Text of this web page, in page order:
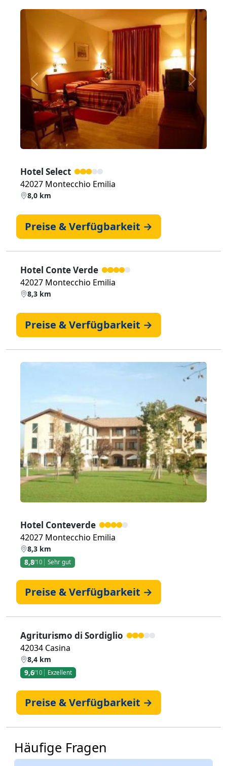
Zurück Weiter
Hotel Select
42027 Montecchio Emilia
8,0 km
Preise & Verfügbarkeit →
Hotel Conte Verde
42027 Montecchio Emilia
8,3 km
Preise & Verfügbarkeit →
Zurück Weiter
Hotel Conteverde
42027 Montecchio Emilia
8,3 km
8,8/10 Sehr gut
Preise & Verfügbarkeit →
Agriturismo di Sordiglio
42034 Casina
8,4 km
9,6/10 Exzellent
Preise & Verfügbarkeit →
Häufige Fragen